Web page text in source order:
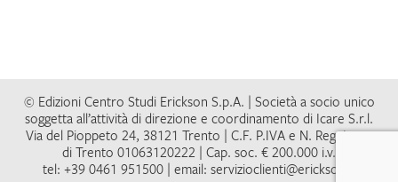
© Edizioni Centro Studi Erickson S.p.A. | Società a socio unico
soggetta all’attività di direzione e coordinamento di Icare S.r.l.
Via del Pioppeto 24, 38121 Trento | C.F. P.IVA e N. Reg. Impr.
di Trento 01063120222 | Cap. soc. € 200.000 i.v.
tel: +39 0461 951500 | email: servizioclienti@erickson.it